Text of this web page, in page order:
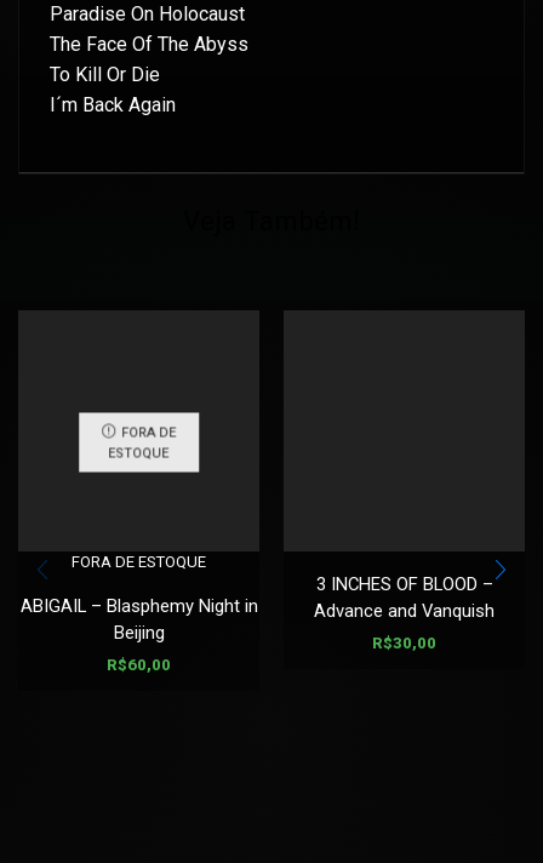
Paradise On Holocaust
The Face Of The Abyss
To Kill Or Die
I´m Back Again
FORA DE
ESTOQUE
FORA DE ESTOQUE
ABIGAIL – Blasphemy Night in
Beijing
R$60,00
3 INCHES OF BLOOD –
Advance and Vanquish
R$30,00